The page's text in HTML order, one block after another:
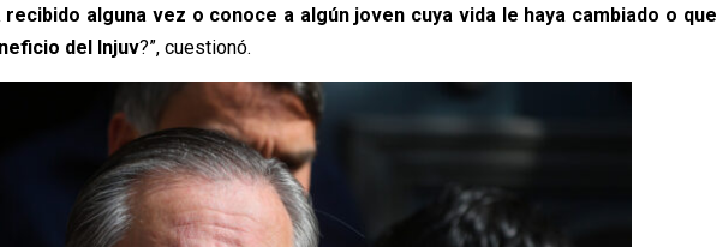
recibido alguna vez o conoce a algún joven cuya vida le haya cambiado o que
del Injuv?”, cuestionó.